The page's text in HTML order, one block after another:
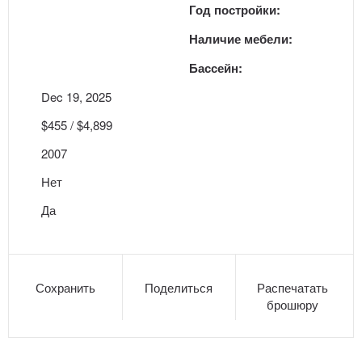
Год постройки:
Наличие мебели:
Бассейн:
Dec 19, 2025
$455 / $4,899
2007
Нет
Да
Сохранить Поделиться
Распечатать
брошюру